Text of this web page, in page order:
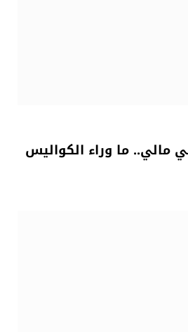
مالي.. ما وراء الكواليس